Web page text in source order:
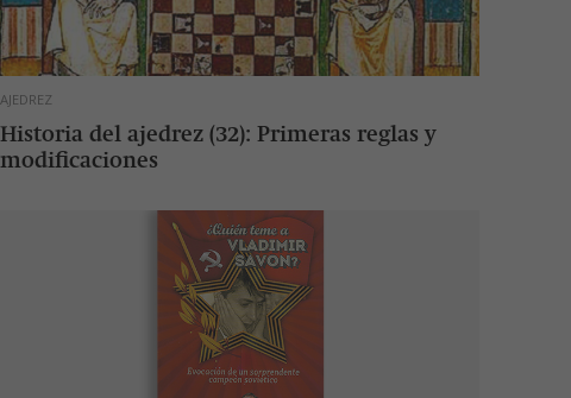
AJEDREZ
Historia del ajedrez (32): Primeras reglas y
modificaciones